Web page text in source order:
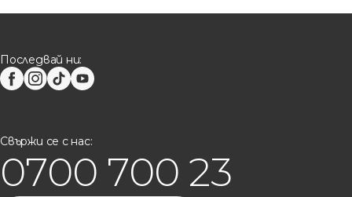
Последвай ни:
Свържи се с нас:
0700 700 23